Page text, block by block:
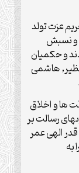
عزت تولد
و نسبش
و حكميان
هاشمى
ها و اخلاق
رسالت بر
الهى عمر
به